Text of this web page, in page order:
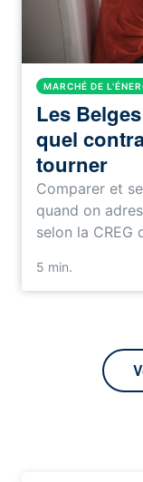
MARCHÉ DE
Les
quel
tourner
Comparer et
quand on
selon la CREG
5 min.